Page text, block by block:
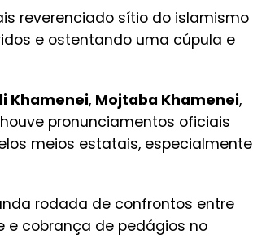
reverenciado sítio do islamismo
e ostentando uma cúpula e
Khamenei, Mojtaba Khamenei,
pronunciamentos oficiais
meios estatais, especialmente
rodada de confrontos entre
e cobrança de pedágios no